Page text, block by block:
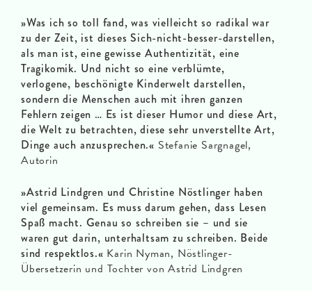
»Was ich so toll fand, was vielleicht so radikal war
zu der Zeit, ist dieses Sich-nicht-besser-darstellen,
als man ist, eine gewisse Authentizität, eine
Tragikomik. Und nicht so eine verblümte,
verlogene, beschönigte Kinderwelt darstellen,
sondern die Menschen auch mit ihren ganzen
Fehlern zeigen … Es ist dieser Humor und diese Art,
die Welt zu betrachten, diese sehr unverstellte Art,
Dinge auch anzusprechen.« Stefanie Sargnagel,
Autorin
»Astrid Lindgren und Christine Nöstlinger haben
viel gemeinsam. Es muss darum gehen, dass Lesen
Spaß macht. Genau so schreiben sie – und sie
waren gut darin, unterhaltsam zu schreiben. Beide
sind respektlos.« Karin Nyman, Nöstlinger-
Übersetzerin und Tochter von Astrid Lindgren